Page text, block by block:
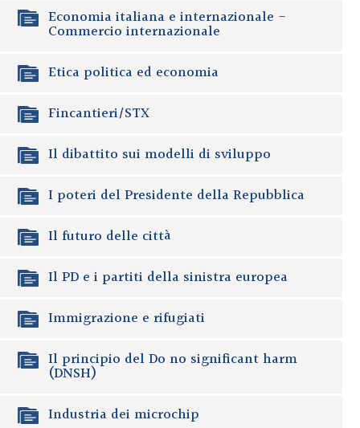
Economia italiana e internazionale -
Commercio internazionale
Etica politica ed economia
Fincantieri/STX
Il dibattito sui modelli di sviluppo
I poteri del Presidente della Repubblica
Il futuro delle città
Il PD e i partiti della sinistra europea
Immigrazione e rifugiati
Il principio del Do no significant harm
(DNSH)
Industria dei microchip